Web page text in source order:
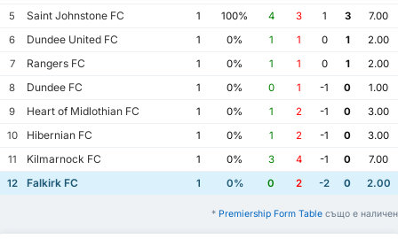
5
Saint Johnstone FC 1 100% 4 3 1 3
7.00
6
Dundee United FC 1 0% 1 1 0 1
2.00
7
Rangers FC 1 0% 1 1 0 1
2.00
8
Dundee FC 1 0% 0 1 -1 0
1.00
9
Heart of Midlothian FC 1 0% 1 2 -1 0
3.00
10
Hibernian FC 1 0% 1 2 -1 0
3.00
11
Kilmarnock FC 1 0% 3 4 -1 0
7.00
12
Falkirk FC 1 0% 0 2 -2 0 2.00
* Premiership Form Table също е наличен